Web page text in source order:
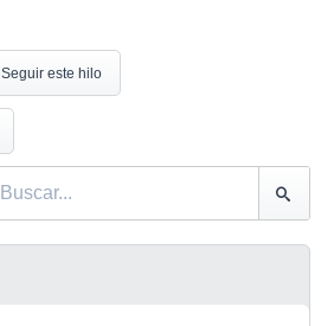
Seguir este hilo